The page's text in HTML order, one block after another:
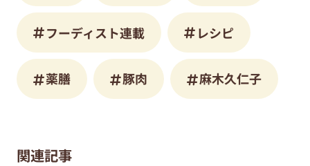
フーディスト連載 レシピ
薬膳 豚肉 麻木久仁子
関連記事